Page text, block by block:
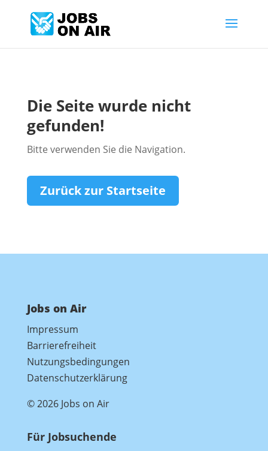
Die Seite wurde nicht
gefunden!
Bitte verwenden Sie die Navigation.
Zurück zur Startseite
Jobs on Air
Impressum
Barrierefreiheit
Nutzungsbedingungen
Datenschutzerklärung
© 2026 Jobs on Air
Für Jobsuchende